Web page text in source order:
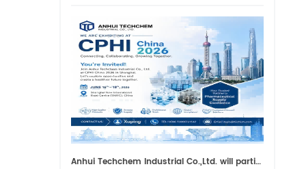
Anhui Techchem Industrial Co.,Ltd. will participate in the Shanghai CPHI China 2026 exhibition.